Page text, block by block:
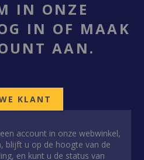
IN ONZE
IN OF MAAK
AAN.
KLANT
account in onze webwinkel,
blijft u op de hoogte van de
en kunt u de status van